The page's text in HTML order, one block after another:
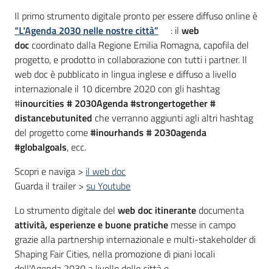
Il primo strumento digitale pronto per essere diffuso online è
“L'Agenda 2030 nelle nostre città”
: il web
doccoordinato dalla Regione Emilia Romagna, capofila del
progetto, e prodotto in collaborazione con tutti i partner. Il
web doc è pubblicato in lingua inglese e diffuso a livello
internazionale il 10 dicembre 2020 con gli hashtag
#inourcities # 2030Agenda #strongertogether #
distancebutunited che verranno aggiunti agli altri hashtag
del progetto come#inourhands # 2030agenda
#globalgoals, ecc.
Scopri e naviga > il web doc
Guarda il trailer > su Youtube
Lo strumento digitale del web doc itinerantedocumenta
attività, esperienze e buone pratiche messe in campo
grazie alla partnership internazionale e multi-stakeholder di
Shaping Fair Cities, nella promozione di piani locali